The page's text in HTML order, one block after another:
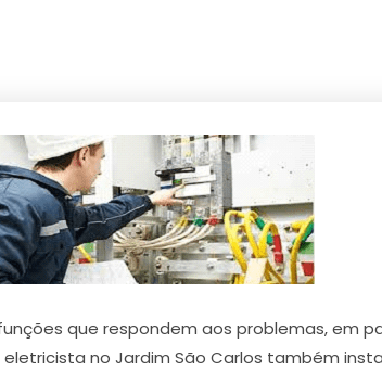
que respondem aos problemas, em
no Jardim São Carlos também